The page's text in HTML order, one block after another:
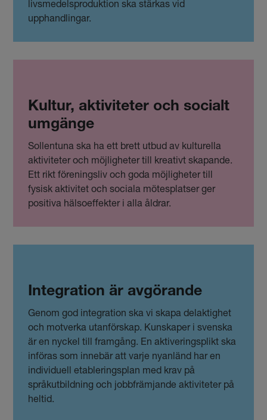
livsmedelsproduktion ska stärkas vid
upphandlingar.
Kultur, aktiviteter och socialt
umgänge
Sollentuna ska ha ett brett utbud av kulturella
aktiviteter och möjligheter till kreativt skapande.
Ett rikt föreningsliv och goda möjligheter till
fysisk aktivitet och sociala mötesplatser ger
positiva hälsoeffekter i alla åldrar.
Integration är avgörande
Genom god integration ska vi skapa delaktighet
och motverka utanförskap. Kunskaper i svenska
är en nyckel till framgång. En aktiveringsplikt ska
införas som innebär att varje nyanländ har en
individuell etableringsplan med krav på
språkutbildning och jobbfrämjande aktiviteter på
heltid.